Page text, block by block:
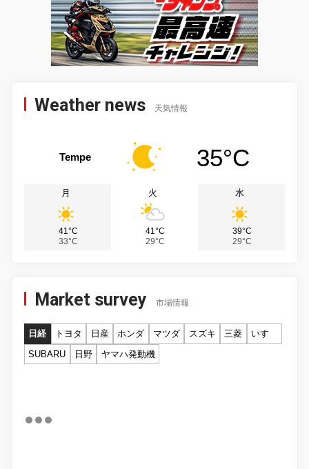
Weather news 天気情報
Tempe 35°C
月
41°C
33°C
火
41°C
29°C
水
39°C
29°C
Market survey 市場情報
日経 トヨタ 日産 ホンダ マツダ スズキ 三菱
いすゞ
SUBARU
日野 ヤマハ発動機